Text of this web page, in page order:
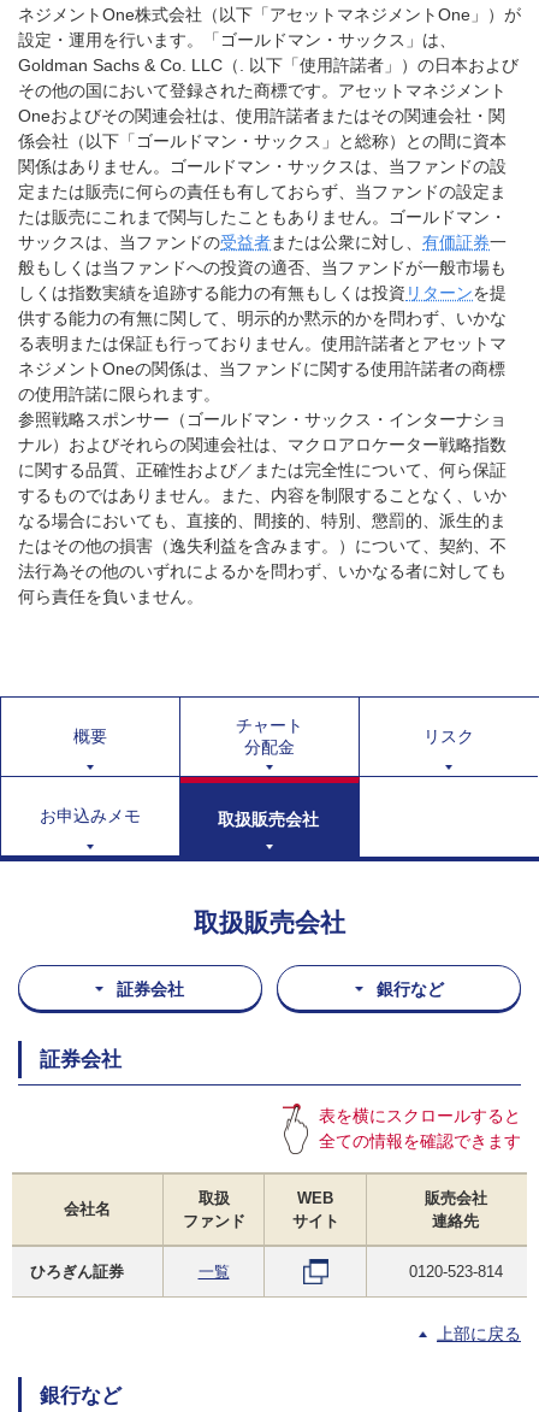
ネジメントOne株式会社（以下「アセットマネジメントOne」）が
設定・運用を行います。「ゴールドマン・サックス」は、
Goldman Sachs & Co. LLC（. 以下「使用許諾者」）の日本および
その他の国において登録された商標です。アセットマネジメント
Oneおよびその関連会社は、使用許諾者またはその関連会社・関
係会社（以下「ゴールドマン・サックス」と総称）との間に資本
関係はありません。ゴールドマン・サックスは、当ファンドの設
定または販売に何らの責任も有しておらず、当ファンドの設定ま
たは販売にこれまで関与したこともありません。ゴールドマン・
サックスは、当ファンドの受益者または公衆に対し、 有価証券一
般もしくは当ファンドへの投資の適否、当ファンドが一般市場も
しくは指数実績を追跡する能力の有無もしくは投資 リターンを提
供する能力の有無に関して、明示的か黙示的かを問わず、いかな
る表明または保証も行っておりません。使用許諾者とアセットマ
ネジメントOneの関係は、当ファンドに関する使用許諾者の商標
の使用許諾に限られます。
参照戦略スポンサー（ゴールドマン・サックス・インターナショ
ナル）およびそれらの関連会社は、マクロアロケーター戦略指数
に関する品質、正確性および／または完全性について、何ら保証
するものではありません。また、内容を制限することなく、いか
なる場合においても、直接的、間接的、特別、懲罰的、派生的ま
たはその他の損害（逸失利益を含みます。）について、契約、不
法行為その他のいずれによるかを問わず、いかなる者に対しても
何ら責任を負いません。
概要
チャート
分配金
リスク
お申込みメモ 取扱販売会社
取扱販売会社
証券会社 銀行など
証券会社
表を横にスクロールすると
全ての情報を確認できます
会社名
取扱
ファンド
WEB
サイト
販売会社
連絡先
ひろぎん証券 一覧 0120-523-814
上部に戻る
銀行など